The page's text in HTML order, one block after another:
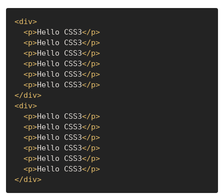
<div>
<p>Hello CSS3</p>
<p>Hello CSS3</p>
<p>Hello CSS3</p>
<p>Hello CSS3</p>
<p>Hello CSS3</p>
<p>Hello CSS3</p>
</div>
<div>
<p>Hello CSS3</p>
<p>Hello CSS3</p>
<p>Hello CSS3</p>
<p>Hello CSS3</p>
<p>Hello CSS3</p>
<p>Hello CSS3</p>
</div>